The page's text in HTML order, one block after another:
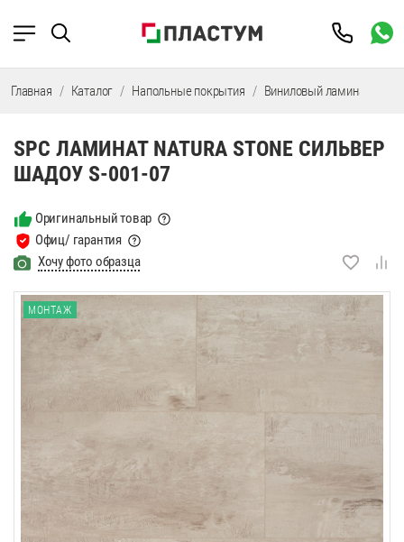
Главная Каталог Напольные покрытия Виниловый ламинат
SPC ЛАМИНАТ NATURA STONE СИЛЬВЕР
ШАДОУ S-001-07
Оригинальный товар
Офиц/ гарантия
Хочу фото образца
МОНТАЖ